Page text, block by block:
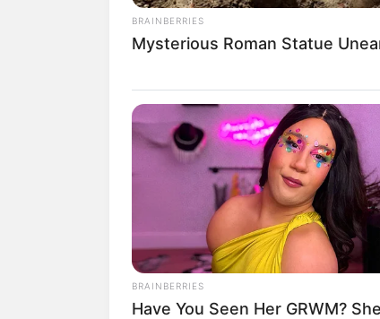
BRAINBERRIES
Mysterious Roman Statue
BRAINBERRIES
Have You Seen Her GRWM? She